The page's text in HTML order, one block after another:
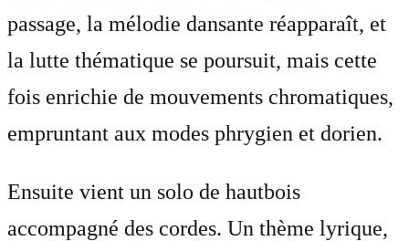
passage, la mélodie dansante réapparaît, et
la lutte thématique se poursuit, mais cette
fois enrichie de mouvements chromatiques,
empruntant aux modes phrygien et dorien.
Ensuite vient un solo de hautbois
accompagné des cordes. Un thème lyrique,